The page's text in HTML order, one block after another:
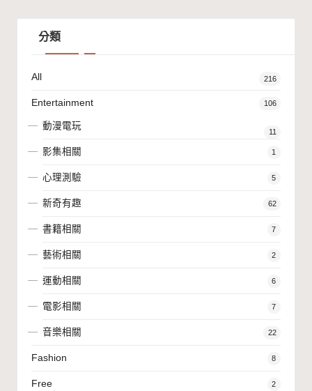
分類
All 216
Entertainment 106
動漫電玩
11
影集相關 1
心理測驗 5
新奇有趣 62
書籍相關 7
藝術相關 2
運動相關 6
電影相關 7
音樂相關 22
Fashion 8
Free 2